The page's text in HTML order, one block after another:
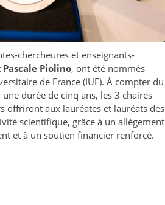
chercheures et enseignants-
Pascale Piolino, ont été nommés
de France (IUF). À compter du
durée de cinq ans, les 3 chaires
offriront aux lauréates et lauréats des
scientifique, grâce à un allègement
et à un soutien financier renforcé.